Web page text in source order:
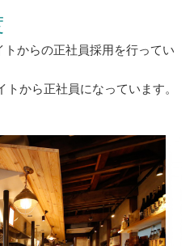
トからの正社員採用を行ってい
から正社員になっています。